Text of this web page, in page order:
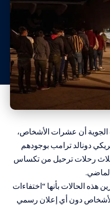
أن عشرات الأشخاص،
دونالد ترامب بوجودهم
ثلاث رحلات ترحيل من تكساس
الحالات بأنها “اختفاءات
دون أي إعلان رسمي